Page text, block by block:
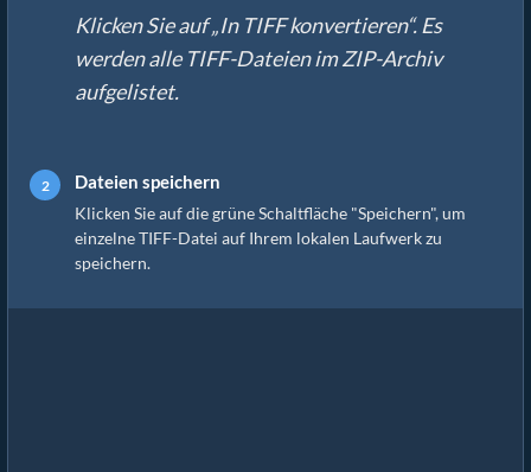
Klicken Sie auf „In TIFF konvertieren“. Es
werden alle TIFF-Dateien im ZIP-Archiv
aufgelistet.
Dateien speichern
Klicken Sie auf die grüne Schaltfläche "Speichern", um
einzelne TIFF-Datei auf Ihrem lokalen Laufwerk zu
speichern.